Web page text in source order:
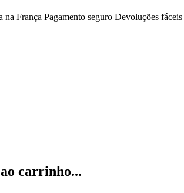
na França Pagamento seguro Devoluções fáceis
carrinho...